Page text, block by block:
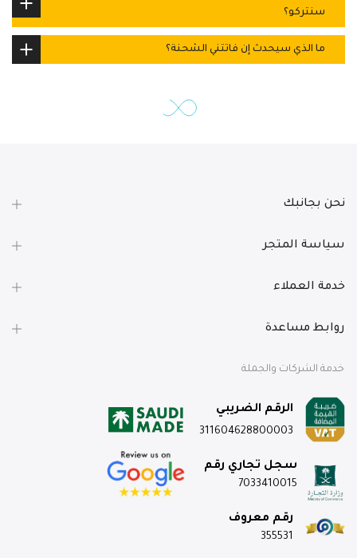
سنتركو؟
ما الذي سيحدث إن فاتتني الشحنة؟
نحن بجانبك
سياسة المتجر
خدمة العملاء
روابط مساعدة
خدمة الشركات والجملة
الرقم الضريبي
311604628800003
سجل تجاري رقم
7033410015
رقم معروف
355531